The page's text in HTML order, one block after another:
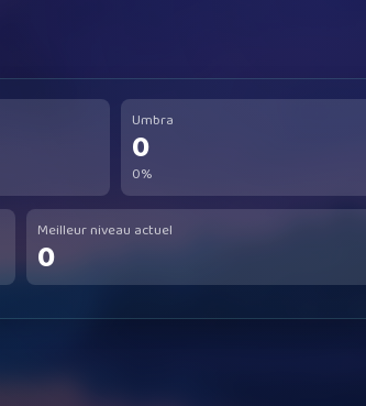
Umbra
0
0%
Meilleur niveau actuel
0